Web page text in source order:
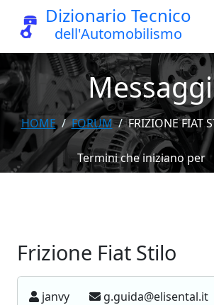
Dizionario Tecnico
dell'Automobilismo
HOME FORUM FRIZIONE FIAT
Termini che iniziano per
Frizione Fiat Stilo
janvy
g.guida@elisental.it